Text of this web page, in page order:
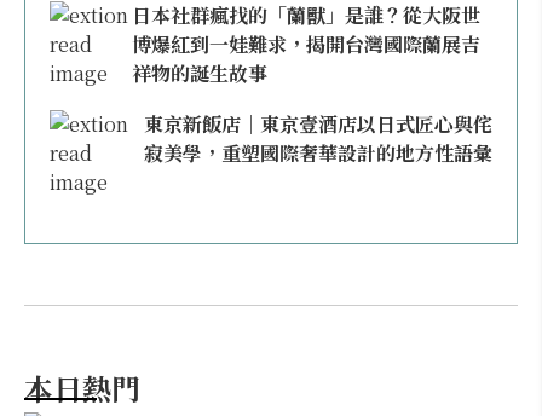
日本社群瘋找的「蘭獸」是誰？從大阪世
博爆紅到一娃難求，揭開台灣國際蘭展吉
祥物的誕生故事
東京新飯店｜東京壹酒店以日式匠心與侘
寂美學，重塑國際奢華設計的地方性語彙
本日熱門